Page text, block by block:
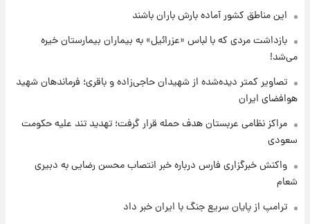
قیمت طلا و سکه امروز پنجشنبه ۱۵ مرداد ۱۴۰۵
شارژ جدید کالابرگ برای سه دهک؛ جزئیات اعلام
این مناطق کشور آماده بارش باران باشند
بازداشت مردی که با لباس «عزرائیل» به بیماران بیمارستان خیره
می‌شد!
تصاویر کمتر دیده‌شده از شهیدان حاجی‌زاده و باقری؛ فرماندهان شهید
هوافضای ایران
مراکز نظامی عربستان هدف حمله قرار گرفت؛ تهدید تند علیه حکومت
سعودی
واکنش خبرگزاری فارس درباره خبر انتصاب محسن رضایی به دبیری
شعام
ترامپ از پایان سریع جنگ با ایران خبر داد